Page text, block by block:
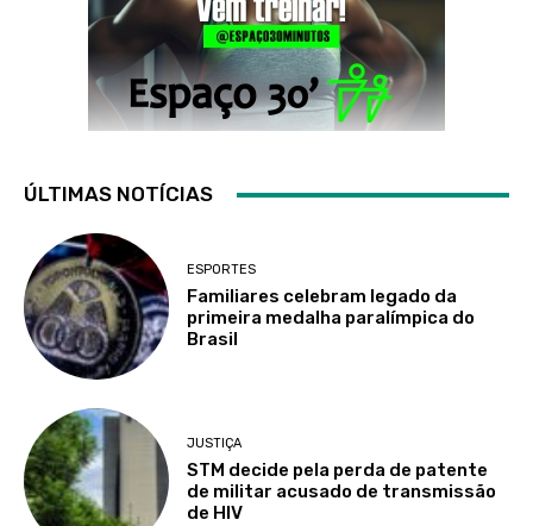
ÚLTIMAS NOTÍCIAS
ESPORTES
Familiares celebram legado da
primeira medalha paralímpica do
Brasil
JUSTIÇA
STM decide pela perda de patente
de militar acusado de transmissão
de HIV